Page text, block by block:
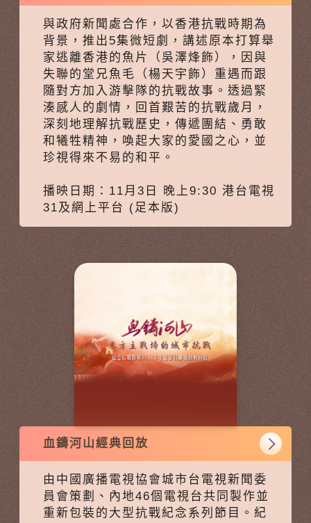
與政府新聞處合作，以香港抗戰時期為
背景，推出5集微短劇，講述原本打算舉
家逃離香港的魚片（吳澤烽飾），因與
失聯的堂兄魚毛（楊天宇飾）重遇而跟
隨對方加入游擊隊的抗戰故事。透過緊
湊感人的劇情，回首艱苦的抗戰歲月，
深刻地理解抗戰歷史，傳遞團結、勇敢
和犧牲精神，喚起大家的愛國之心，並
珍視得來不易的和平。
播映日期：11月3日 晚上9:30 港台電視
31及網上平台 (足本版)
血鑄河山經典回放
由中國廣播電視協會城市台電視新聞委
員會策劃、內地46個電視台共同製作並
重新包裝的大型抗戰紀念系列節目。紀